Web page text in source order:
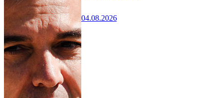
04.08.2026